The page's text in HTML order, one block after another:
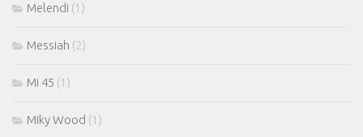
Melendi (1)
Messiah (2)
Mi 45 (1)
Miky Wood (1)